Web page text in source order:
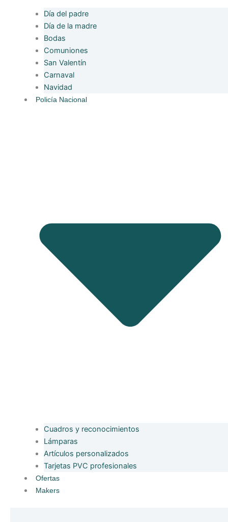
Día del padre
Día de la madre
Bodas
Comuniones
San Valentín
Carnaval
Navidad
Policía Nacional
Cuadros y reconocimientos
Lámparas
Artículos personalizados
Tarjetas PVC profesionales
Ofertas
Makers